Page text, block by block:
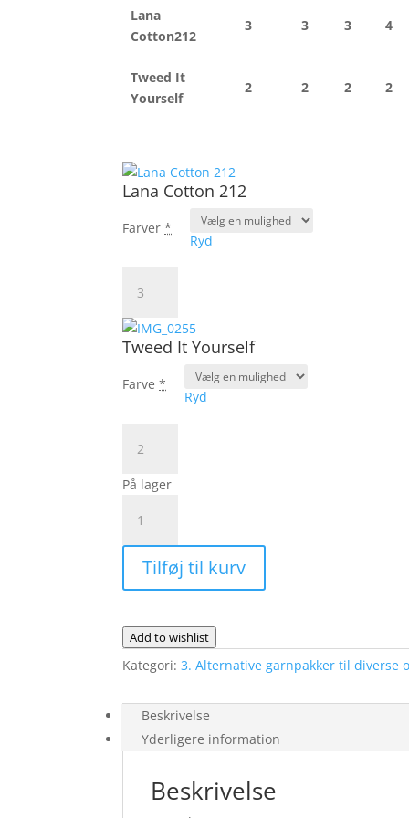
Lana
Cotton212
3 3 3 4
Tweed It
Yourself
2 2 2 2
Lana Cotton 212
Farver*
Ryd
Cotton
212
antal
Tweed It Yourself
Farve*
Ryd
Yourself
antal
På lager
YOKE
TEE
fra
Knit
|
Lana
Tweed
It
antal
Tilføj til kurv
Add to wishlist
Kategori:3. Alternative garnpakker til diverse
Beskrivelse
Yderligere information
Beskrivelse